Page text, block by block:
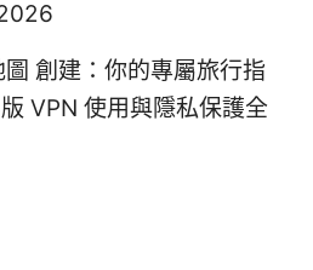
創建：你的專屬旅行指
VPN 使用與隱私保護全